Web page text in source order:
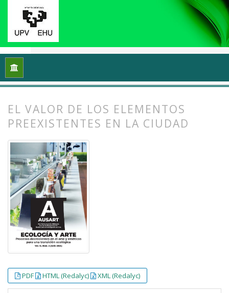
Inicio
EL VALOR DE LOS ELEMENTOS
PREEXISTENTES EN LA CIUDAD
PDF HTML (Redalyc) XML (Redalyc)